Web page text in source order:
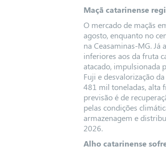
Maçã catarinense
O mercado de maçãs
agosto, enquanto no
na Ceasaminas-MG. Já
inferiores aos da fruta
atacado, impulsionada
Fuji e desvalorização
481 mil toneladas, alta
previsão é de
pelas condições
armazenagem e
2026.
Alho catarinense